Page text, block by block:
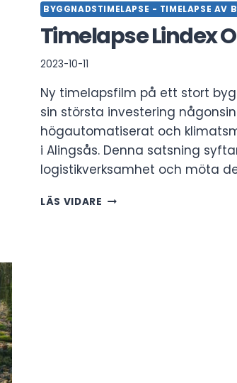
BYGGNADSTIMELAPSE - TIMELAPSE AV
Timelapse Lindex
2023-10-11
Ny timelapsfilm på ett stort
sin största investering
högautomatiserat och
i Alingsås. Denna satsning
logistikverksamhet och möta
LÄS VIDARE TIMELAPSE